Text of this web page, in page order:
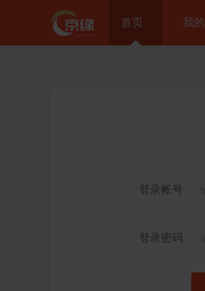
首页 我的
登录帐号
登录密码